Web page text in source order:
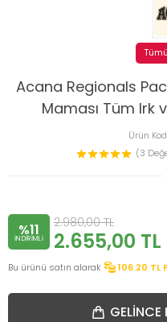
Acana Regionals
Maması Tüm Irk
Ürün
(3
%11
INDIRIMLI
2.980,00TL
2.655,00 TL
Bu ürünü satın alarak 106.20 TL
GELINCE